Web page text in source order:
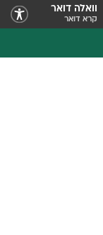
וואלה דואר
קרא דואר